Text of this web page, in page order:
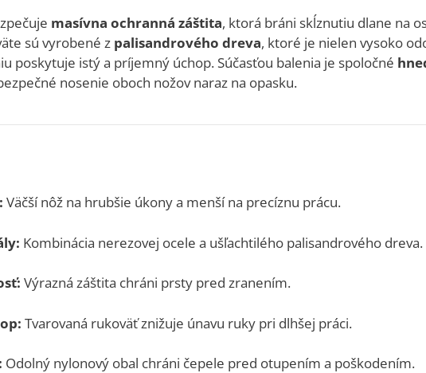
masívna ochranná záštita, ktorá bráni skĺznutiu dlane na
sú vyrobené z palisandrového dreva, ktoré je nielen vysoko
poskytuje istý a príjemný úchop. Súčasťou balenia je spoločné
nosenie oboch nožov naraz na opasku.
Väčší nôž na hrubšie úkony a menší na precíznu prácu.
Kombinácia nerezovej ocele a ušľachtilého palisandrového dreva.
Výrazná záštita chráni prsty pred zranením.
Tvarovaná rukoväť znižuje únavu ruky pri dlhšej práci.
Odolný nylonový obal chráni čepele pred otupením a poškodením.